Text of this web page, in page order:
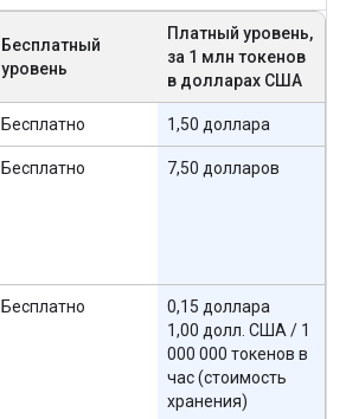
Бесплатный
уровень
Платный уровень,
за 1 млн токенов
в долларах США
Бесплатно 1,50 доллара
Бесплатно 7,50 долларов
Бесплатно
0,15 доллара
1,00 долл. США / 1
000 000 токенов в
час (стоимость
хранения)